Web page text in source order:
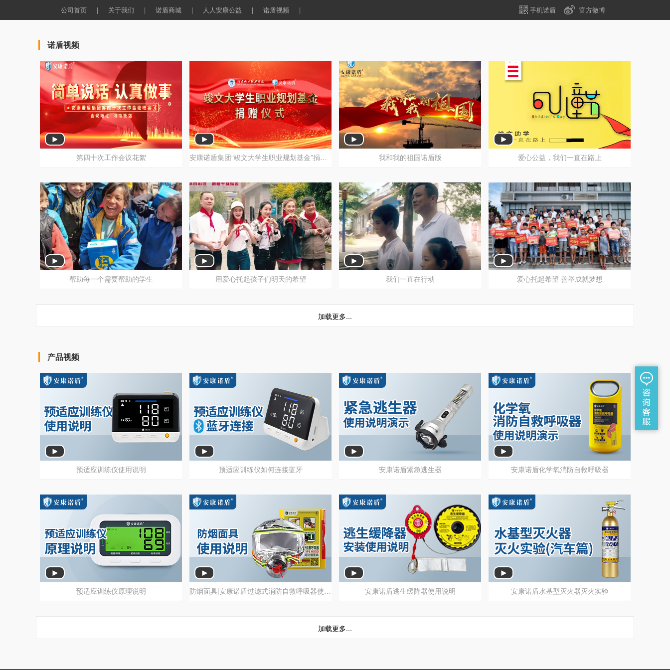
公司首页 | 关于我们 | 诺盾商城 | 人人安康公益 | 诺盾视频 | 手机诺盾 官方微博
诺盾视频
第四十次工作会议花絮
第四十次工作会议花絮
安康诺盾集团“竣文大学生职业规划基金”捐赠仪式
安康诺盾集团“竣文大学生职业规划基金”捐赠仪式
我和我的祖国诺盾版
我和我的祖国诺盾版
竣文助学六一儿童节活动往期锦集
爱心公益，我们一直在路上
人人安康公益助学大凉山暖心之旅
帮助每一个需要帮助的学生
人人安康公益助学，圆梦湘西行
用爱心托起孩子们明天的希望
人人安康公益爱心托起希望
我们一直在行动
人人安康公益助学 衡阳站
爱心托起希望 善举成就梦想
加载更多...
产品视频
预适应训练仪使用说明
预适应训练仪如何连接蓝牙
预适应训练仪如何连接蓝牙
安康诺盾紧急逃生器
安康诺盾紧急逃生器
安康诺盾化学氧消防自救呼吸器
安康诺盾化学氧消防自救呼吸器
预适应训练仪原理说明 防烟面具|安康诺盾过滤式消防自救呼吸器使用说明
安康诺盾逃生缓降器使用说明
安康诺盾逃生缓降器使用说明
安康诺盾水基型灭火器灭火实验
安康诺盾水基型灭火器灭火实验
加载更多...